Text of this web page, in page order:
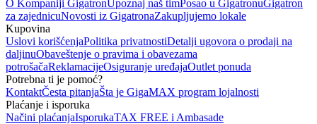
O Kompaniji GigatronUpoznaj naš timPosao u GigatronuGigatron
za zajednicuNovosti iz GigatronaZakupljujemo lokale
Kupovina
Uslovi korišćenjaPolitika privatnostiDetalji ugovora o prodaji na
daljinuObaveštenje o pravima i obavezama
potrošačaReklamacijeOsiguranje uređajaOutlet ponuda
Potrebna ti je pomoć?
KontaktČesta pitanjaŠta je GigaMAX program lojalnosti
Plaćanje i isporuka
Načini plaćanjaIsporukaTAX FREE i Ambasade